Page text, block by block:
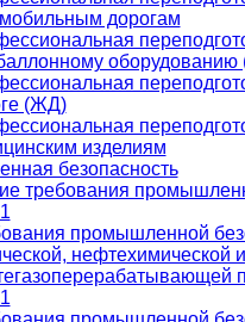
дорогам
(ЖД)
изделиям
безопасность
требования
промышленной
нефтехимической и